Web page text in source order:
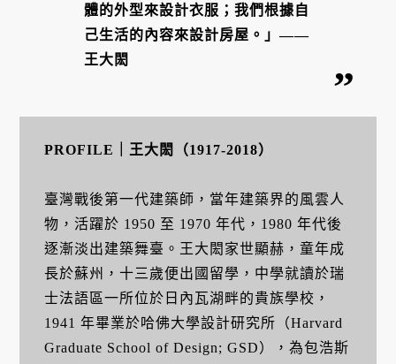
體的外型來設計衣服；我們根據自
己生活的內容來設計房屋。」——
王大閎
PROFILE｜王大閎（1917-2018）
臺灣戰後第一代建築師，當年建築界的風雲人
物，活躍於 1950 至 1970 年代，1980 年代後
逐漸淡出建築舞臺。王大閎家世顯赫，童年成
長於蘇州，十三歲便出國留學，中學就讀於瑞
士法語區一所位於日內瓦湖畔的貴族學校，
1941 年畢業於哈佛大學設計研究所（Harvard
Graduate School of Design; GSD），為包浩斯